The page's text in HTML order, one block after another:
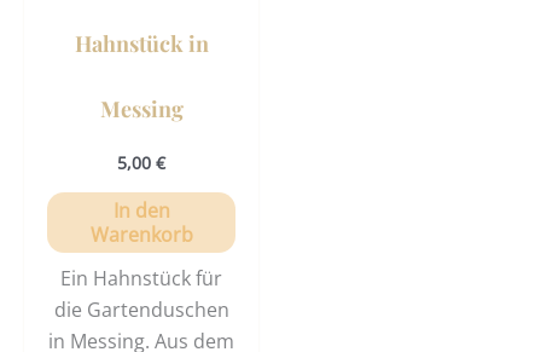
Hahnstück in
Messing
5,00 €
In den
Warenkorb
Ein Hahnstück für
die Gartenduschen
in Messing. Aus dem